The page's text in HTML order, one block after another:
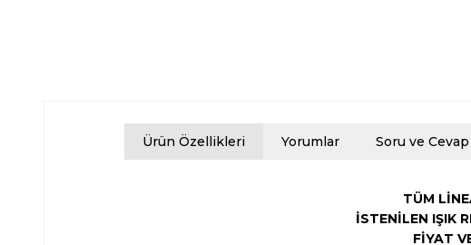
Ürün Özellikleri Yorumlar Soru ve Cevap
TÜM
İSTENİLEN IŞIK
FİYAT